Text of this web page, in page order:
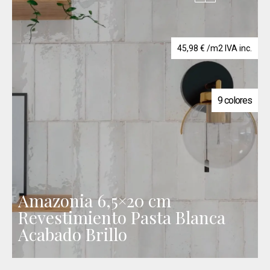
45,98 € /m2 IVA inc.
9 colores
Amazonia 6,5×20 cm
Revestimiento Pasta Blanca
Acabado Brillo